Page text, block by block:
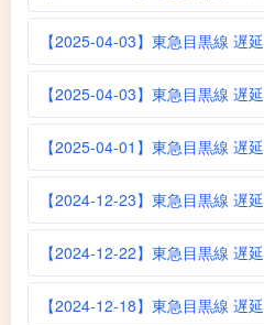
【2025-04-03】東急目黒線 遅延
【2025-04-03】東急目黒線 遅延
【2025-04-01】東急目黒線 遅延
【2024-12-23】東急目黒線 遅延
【2024-12-22】東急目黒線 遅延
【2024-12-18】東急目黒線 遅延